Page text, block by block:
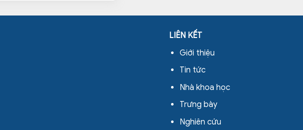
LIÊN KẾT
Giới thiệu
Tin tức
Nhà khoa học
Trưng bày
Nghiên cứu